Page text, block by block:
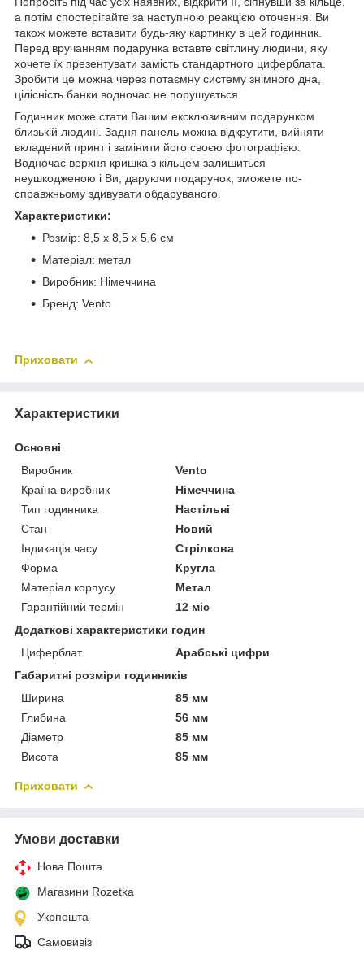
а потім спостерігайте за наступною реакцією оточення. Ви
також можете вставити будь-яку картинку в цей годинник.
Перед вручанням подарунка вставте світлину людини, яку
хочете їх презентувати замість стандартного циферблата.
Зробити це можна через потаємну систему знімного дна,
цілісність банки водночас не порушується.
Годинник може стати Вашим ексклюзивним подарунком
близькій людині. Задня панель можна відкрутити, вийняти
вкладений принт і замінити його своєю фотографією.
Водночас верхня кришка з кільцем залишиться
неушкодженою і Ви, даруючи подарунок, зможете по-
справжньому здивувати обдаруваного.
Характеристики:
Розмір: 8,5 х 8,5 х 5,6 см
Матеріал: метал
Виробник: Німеччина
Бренд: Vento
Приховати
Характеристики
Основні
Виробник
Vento
Країна виробник
Німеччина
Тип годинника
Настільні
Стан
Новий
Індикація часу
Стрілкова
Форма
Кругла
Матеріал корпусу
Метал
Гарантійний термін
12 міс
Додаткові характеристики годин
Циферблат
Арабські цифри
Габаритні розміри годинників
Ширина
85 мм
Глибина
56 мм
Діаметр
85 мм
Висота
85 мм
Приховати
Умови доставки
Нова Пошта
Магазини Rozetka
Укрпошта
Самовивіз